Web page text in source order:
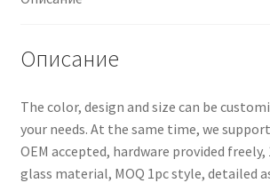
Описание
The color, design and size can be
your needs. At the same time, we support
OEM accepted, hardware provided
glass material, MOQ 1pc style, detailed